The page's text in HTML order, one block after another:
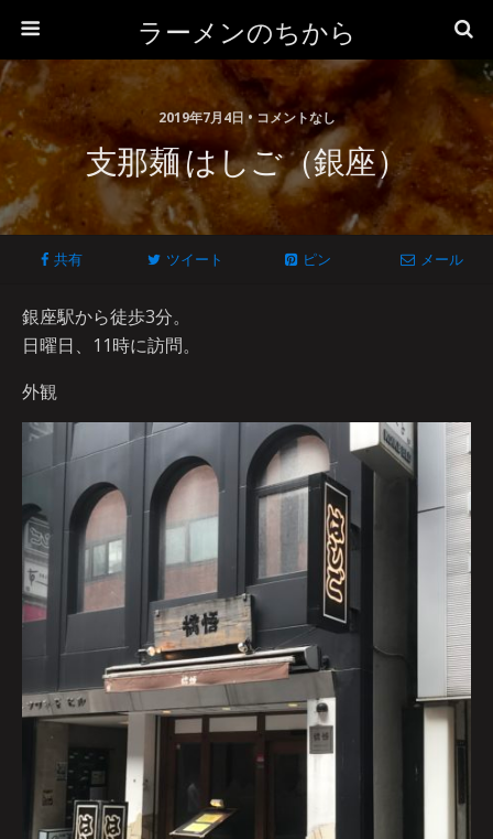
ラーメンのちから
2019年7月4日 • コメントなし
支那麺 はしご（銀座）
共有 ツイート ピン メール
銀座駅から徒歩3分。
日曜日、11時に訪問。
外観